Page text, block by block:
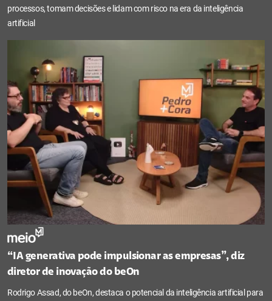
processos, tomam decisões e lidam com risco na era da inteligência
artificial
“IA generativa pode impulsionar as empresas”, diz
diretor de inovação do beOn
Rodrigo Assad, do beOn, destaca o potencial da inteligência artificial para